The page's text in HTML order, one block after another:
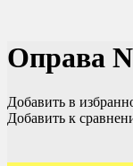
Оправа
Добавить в
Добавить к